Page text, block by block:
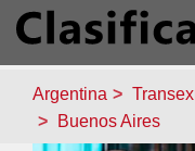
Argentina
Buenos Aires